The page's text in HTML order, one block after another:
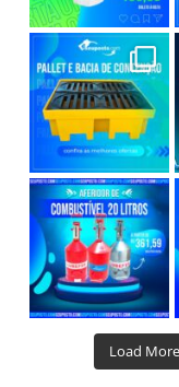
Load More